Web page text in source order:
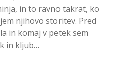
in to ravno takrat, ko
njihovo storitev. Pred
in komaj v petek sem
in kljub…